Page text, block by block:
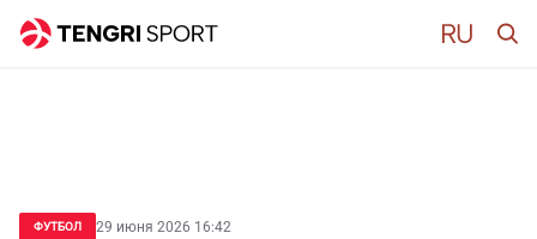
ФУТБОЛ 29 июня 2026 16:42